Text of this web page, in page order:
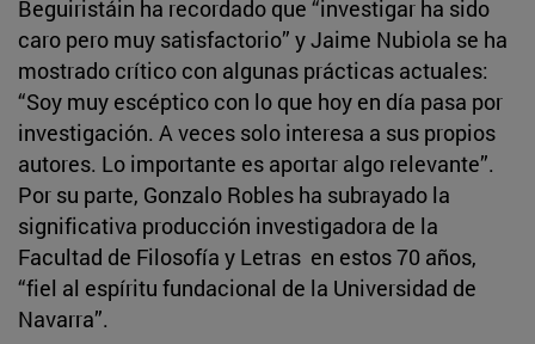
Beguiristáin ha recordado que “investigar ha sido
caro pero muy satisfactorio” y Jaime Nubiola se ha
mostrado crítico con algunas prácticas actuales:
“Soy muy escéptico con lo que hoy en día pasa por
investigación. A veces solo interesa a sus propios
autores. Lo importante es aportar algo relevante”.
Por su parte, Gonzalo Robles ha subrayado la
significativa producción investigadora de la
Facultad de Filosofía y Letras en estos 70 años,
“fiel al espíritu fundacional de la Universidad de
Navarra”.